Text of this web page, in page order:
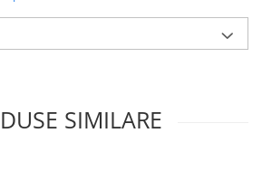
SIMILARE